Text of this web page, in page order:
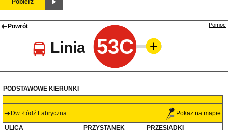
Pobierz
Powrót
Linia 53C
Pomoc
PODSTAWOWE KIERUNKI
Dw. Łódź Fabryczna Pokaż na mapie
ULICA PRZYSTANEK
PRZESIADKI